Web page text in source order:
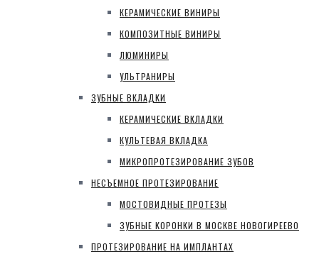
КЕРАМИЧЕСКИЕ ВИНИРЫ
КОМПОЗИТНЫЕ ВИНИРЫ
ЛЮМИНИРЫ
УЛЬТРАНИРЫ
ЗУБНЫЕ ВКЛАДКИ
КЕРАМИЧЕСКИЕ ВКЛАДКИ
КУЛЬТЕВАЯ ВКЛАДКА
МИКРОПРОТЕЗИРОВАНИЕ ЗУБОВ
НЕСЪЕМНОЕ ПРОТЕЗИРОВАНИЕ
МОСТОВИДНЫЕ ПРОТЕЗЫ
ЗУБНЫЕ КОРОНКИ В МОСКВЕ НОВОГИРЕЕВО
ПРОТЕЗИРОВАНИЕ НА ИМПЛАНТАХ